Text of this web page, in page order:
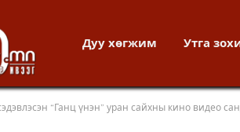
Дуу хөгжим Утга
“Ганц үнэн” уран сайхны кино видео